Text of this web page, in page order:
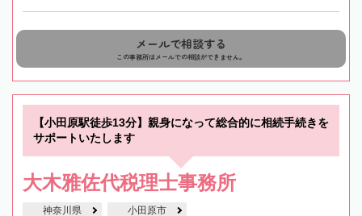
メールで相談する
この事務所はメールでの相談ができません。
【小田原駅徒歩13分】親身になって総合的に相続手続きを
サポートいたします
大木雅佐代税理士事務所
神奈川県 小田原市